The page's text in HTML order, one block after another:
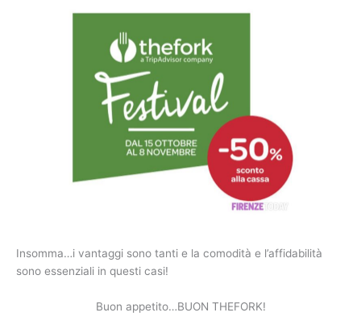
Insomma…i vantaggi sono tanti e la comodità e l’affidabilità
sono essenziali in questi casi!
Buon appetito…BUON THEFORK!